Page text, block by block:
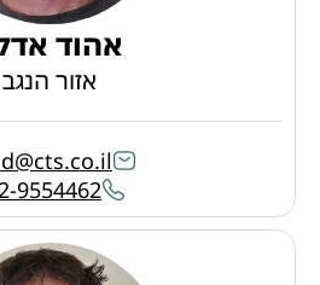
אהוד
אזור הנגב
9554462